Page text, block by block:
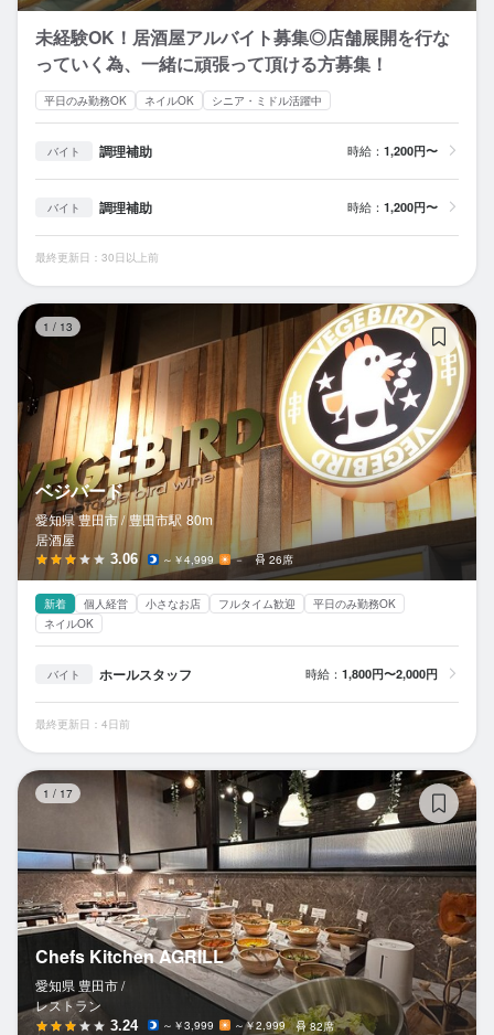
未経験OK！居酒屋アルバイト募集◎店舗展開を行な
っていく為、一緒に頑張って頂ける方募集！
平日のみ勤務OK ネイルOK シニア・ミドル活躍中
バイト 調理補助 時給： 1,200円〜
バイト 調理補助 時給： 1,200円〜
最終更新日：30日以上前
1 / 13
ベジバード
愛知県 豊田市 / 豊田市駅 80m
居酒屋
3.06 ～￥4,999 － 26席
新着 個人経営 小さなお店 フルタイム歓迎
平日のみ勤務OK
ネイルOK
バイト ホールスタッフ 時給： 1,800円〜2,000円
最終更新日：4日前
1 / 17
Chefs Kitchen AGRILL
愛知県 豊田市 /
レストラン
3.24 ～￥3,999 ～￥2,999 82席